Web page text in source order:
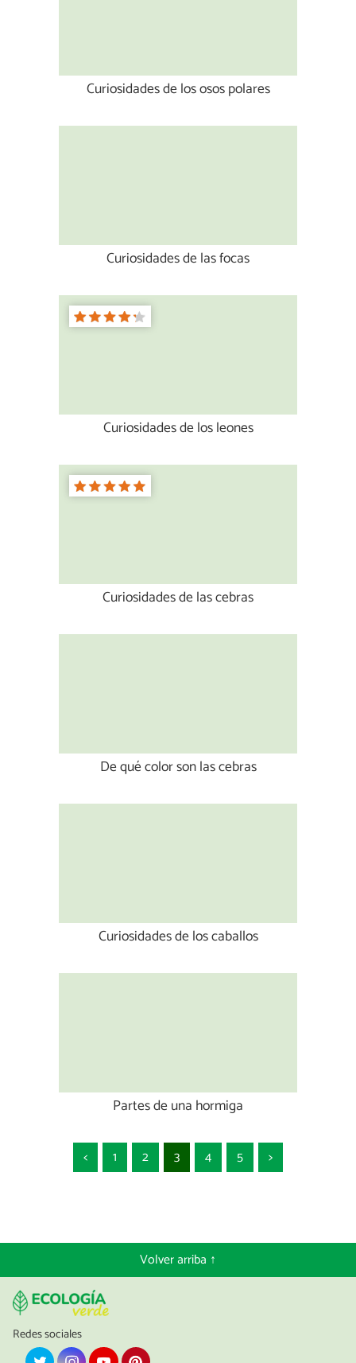
Curiosidades de los osos polares
Curiosidades de las focas
Curiosidades de los leones
Curiosidades de las cebras
De qué color son las cebras
Curiosidades de los caballos
Partes de una hormiga
< 1 2 3 4 5 >
Volver arriba ↑
Redes sociales